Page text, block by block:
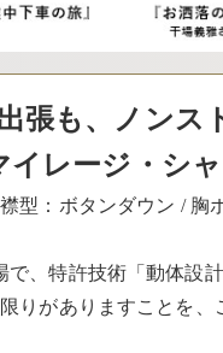
張も、ノンス
イレージ・シ
襟型：ボタンダウン / 胸
、特許技術「動体設
りがありますことを、